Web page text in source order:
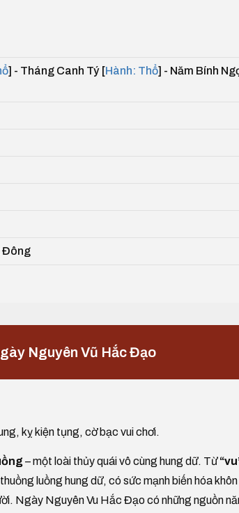
] - Tháng Canh Tý [Hành: Thổ] - Năm Bính
Đông
Nguyên Vũ Hắc Đạo
kỵ kiện tụng, cờ bạc vui chơi.
– một loài thủy quái vô cùng hung dữ. Từ
luồng hung dữ, có sức mạnh biến hóa khôn
Ngày Nguyên Vu Hắc Đạo có những nguồn